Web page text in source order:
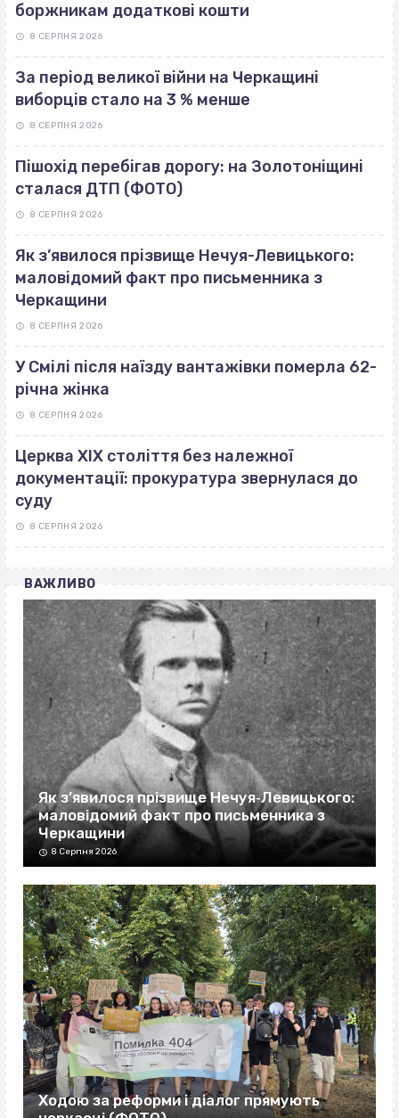
боржникам додаткові кошти
8 СЕРПНЯ 2026
За період великої війни на Черкащині
виборців стало на 3 % менше
8 СЕРПНЯ 2026
Пішохід перебігав дорогу: на Золотоніщині
сталася ДТП (ФОТО)
8 СЕРПНЯ 2026
Як з’явилося прізвище Нечуя-Левицького:
маловідомий факт про письменника з
Черкащини
8 СЕРПНЯ 2026
У Смілі після наїзду вантажівки померла 62-
річна жінка
8 СЕРПНЯ 2026
Церква ХІХ століття без належної
документації: прокуратура звернулася до
суду
8 СЕРПНЯ 2026
ВАЖЛИВО
Як з’явилося прізвище Нечуя‐Левицького:
маловідомий факт про письменника з
Черкащини
8 Серпня 2026
Ходою за реформи і діалог прямують